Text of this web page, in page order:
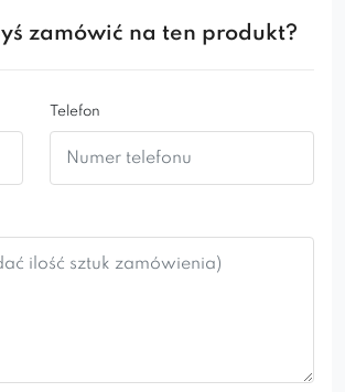
zamówić na ten produkt?
Telefon